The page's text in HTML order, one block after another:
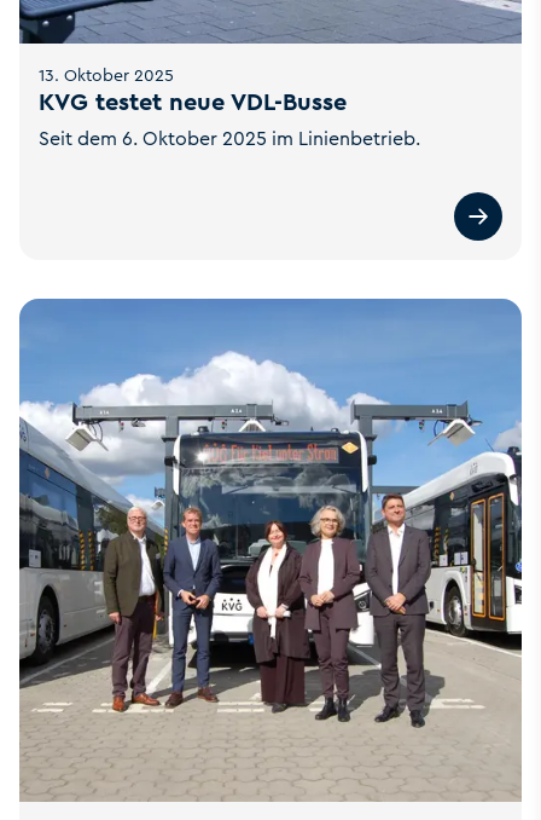
KVG testet neue VDL-Busse
13. Oktober 2025
Seit dem 6. Oktober 2025 im Linienbetrieb.